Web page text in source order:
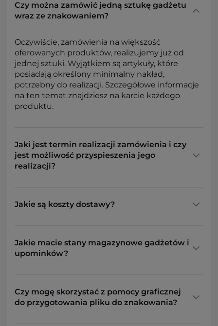
Czy można zamówić jedną sztukę gadżetu
wraz ze znakowaniem?
Oczywiście, zamówienia na większość
oferowanych produktów, realizujemy już od
jednej sztuki. Wyjątkiem są artykuły, które
posiadają określony minimalny nakład,
potrzebny do realizacji. Szczegółowe informacje
na ten temat znajdziesz na karcie każdego
produktu.
Jaki jest termin realizacji zamówienia i czy
jest możliwość przyspieszenia jego
realizacji?
Jakie są koszty dostawy?
Jakie macie stany magazynowe gadżetów i
upominków?
Czy mogę skorzystać z pomocy graficznej
do przygotowania pliku do znakowania?